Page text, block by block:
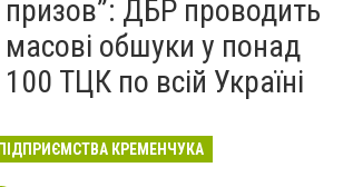
призов”: ДБР проводить
масові обшуки у понад
100 ТЦК по всій Україні
ПІДПРИЄМСТВА КРЕМЕНЧУКА